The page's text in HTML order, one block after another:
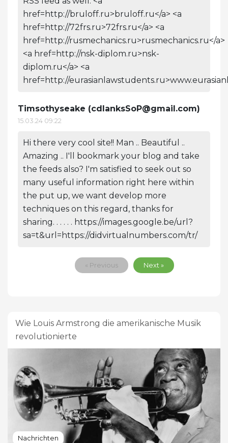
href=http://bruloff.ru>bruloff.ru</a> <a
href=http://72frs.ru>72frs.ru</a> <a
href=http://rusmechanics.ru>rusmechanics.ru</a>
<a href=http://nsk-diplom.ru>nsk-
diplom.ru</a> <a
href=http://
Timsothyseake (cdlanksSoP@gmail.com)
15.03.24 09:22
Hi there very cool site!! Man .. Beautiful ..
Amazing .. I'll bookmark your blog and take
the feeds also? I'm satisfied to seek out so
many useful information right here within
the put up, we want develop more
techniques on this regard, thanks for
sharing. . . . . . https://images.google.be/url?
sa=t&url=https://didvirtualnumbers.com/tr/
« Previous Next »
Wie Louis Armstrong die amerikanische Musik
revolutionierte
Nachrichten